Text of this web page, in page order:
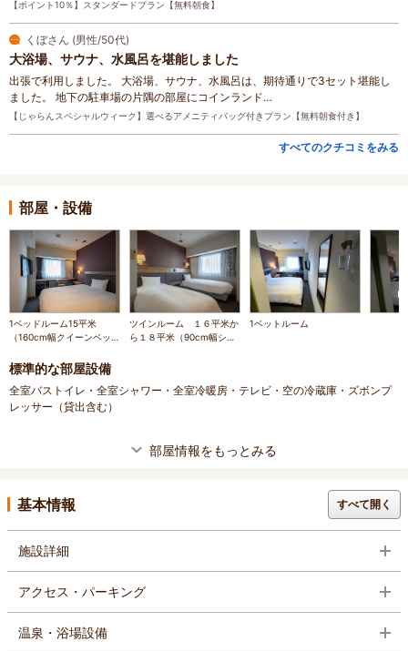
【ポイント10％】スタンダードプラン【無料朝食】
くぼさん (男性/50代)
大浴場、サウナ、水風呂を堪能しました
出張で利用しました。 大浴場、サウナ、水風呂は、期待通りで3セット堪能し
ました。 地下の駐車場の片隅の部屋にコインランド…
【じゃらんスペシャルウィーク】選べるアメニティバッグ付きプラン【無料朝食付き】
すべてのクチコミをみる
部屋・設備
1ベッドルーム15平米
（160cm幅クイーンベッ
ツインルーム １６平米か
ら１８平米（90cm幅シン
1ベットルーム
標準的な部屋設備
全室バストイレ・全室シャワー・全室冷暖房・テレビ・空の冷蔵庫・ズボンプ
レッサー（貸出含む）
部屋情報をもっとみる
基本情報 すべて開く
施設詳細
アクセス・パーキング
温泉・浴場設備